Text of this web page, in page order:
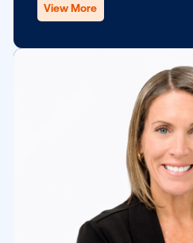
Director de sistemas de
Mark Chadwick